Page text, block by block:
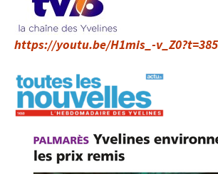
https://youtu.be/H1mis_-v_Z0?t=385